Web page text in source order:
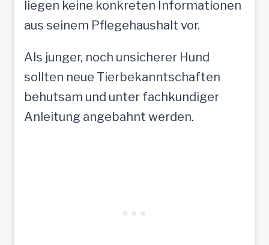
liegen keine konkreten Informationen
aus seinem Pflegehaushalt vor.
Als junger, noch unsicherer Hund
sollten neue Tierbekanntschaften
behutsam und unter fachkundiger
Anleitung angebahnt werden.